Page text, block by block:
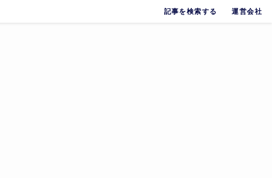
記事を検索する 運営会社